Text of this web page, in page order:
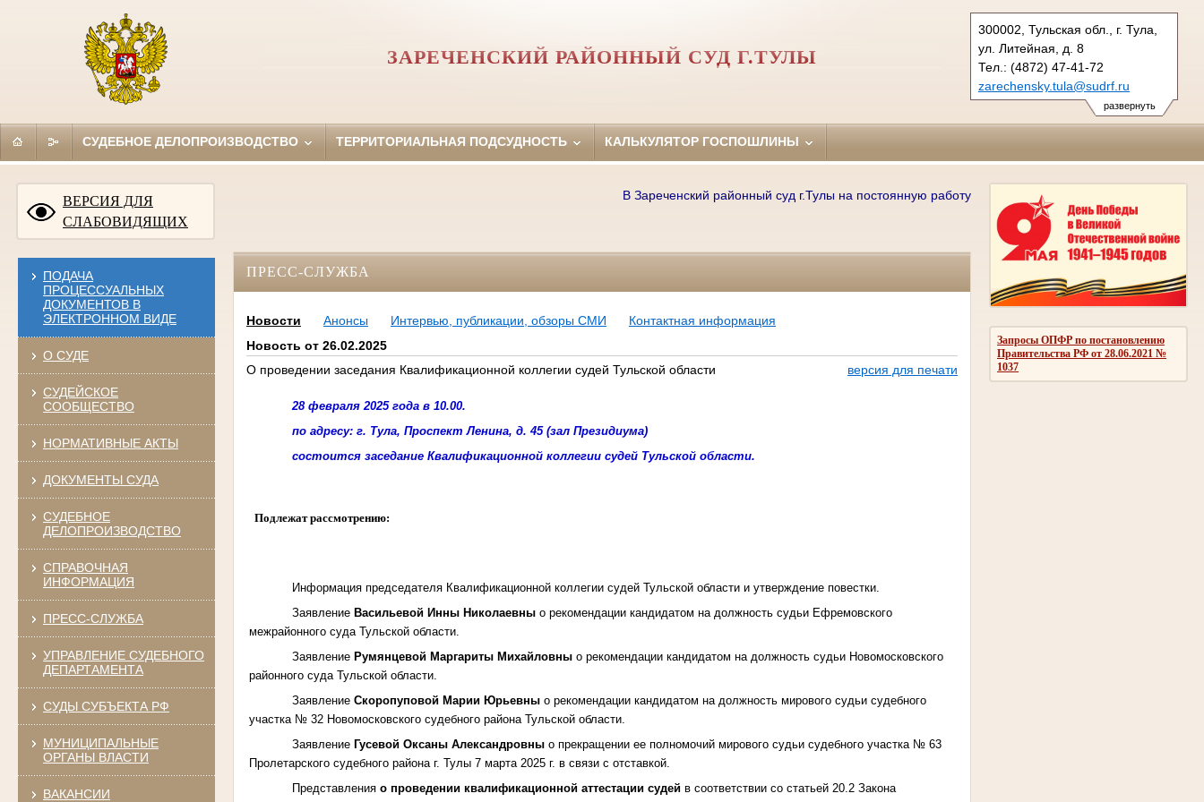
развернуть
300002, Тульская обл., г. Тула,
ул. Литейная, д. 8
Тел.: (4872) 47-41-72
zarechensky.tula@sudrf.ru
ЗАРЕЧЕНСКИЙ РАЙОННЫЙ СУД Г.ТУЛЫ
СУДЕБНОЕ ДЕЛОПРОИЗВОДСТВО ТЕРРИТОРИАЛЬНАЯ ПОДСУДНОСТЬ КАЛЬКУЛЯТОР ГОСПОШЛИНЫ
ВЕРСИЯ ДЛЯ
СЛАБОВИДЯЩИХ
ПОДАЧА
ПРОЦЕССУАЛЬНЫХ
ДОКУМЕНТОВ В
ЭЛЕКТРОННОМ ВИДЕ
О СУДЕ
СУДЕЙСКОЕ
СООБЩЕСТВО
НОРМАТИВНЫЕ АКТЫ
ДОКУМЕНТЫ СУДА
СУДЕБНОЕ
ДЕЛОПРОИЗВОДСТВО
СПРАВОЧНАЯ
ИНФОРМАЦИЯ
ПРЕСС-СЛУЖБА
УПРАВЛЕНИЕ СУДЕБНОГО
ДЕПАРТАМЕНТА
СУДЫ СУБЪЕКТА РФ
МУНИЦИПАЛЬНЫЕ
ОРГАНЫ ВЛАСТИ
ВАКАНСИИ
Запросы ОПФР по постановлению
Правительства РФ от 28.06.2021 №
1037
В Зареченский районный суд г.Тулы на постоянную работу требуются: секретари судебного
ПРЕСС-СЛУЖБА
Новости Анонсы Интервью, публикации, обзоры СМИ
Контактная информация
Новость от 26.02.2025
О проведении заседания Квалификационной коллегии судей Тульской области
версия для печати
28 февраля 2025 года в 10.00.
по адресу: г. Тула, Проспект Ленина, д. 45 (зал Президиума)
состоится заседание Квалификационной коллегии судей Тульской области.
Подлежат рассмотрению:
Информация председателя Квалификационной коллегии судей Тульской области и утверждение повестки.
Заявление Васильевой Инны Николаевныо рекомендации кандидатом на должность судьи Ефремовского
межрайонного суда Тульской области.
Заявление Румянцевой Маргариты Михайловныо рекомендации кандидатом на должность судьи Новомосковского
районного суда Тульской области.
Заявление Скоропуповой Марии Юрьевныо рекомендации кандидатом на должность мирового судьи судебного
участка № 32 Новомосковского судебного района Тульской области.
Заявление Гусевой Оксаны Александровны о прекращении ее полномочий мирового судьи судебного участка № 63
Пролетарского судебного района г. Тулы 7 марта 2025 г. в связи с отставкой.
Представления о проведении квалификационной аттестации судейв соответствии со статьей 20.2 Закона